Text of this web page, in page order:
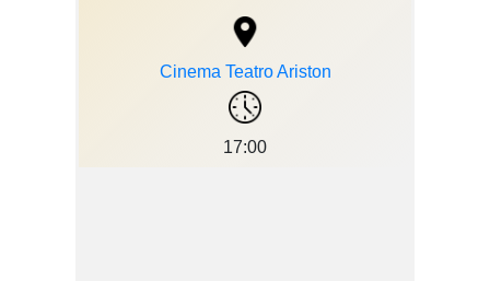
Cinema Teatro Ariston
17:00